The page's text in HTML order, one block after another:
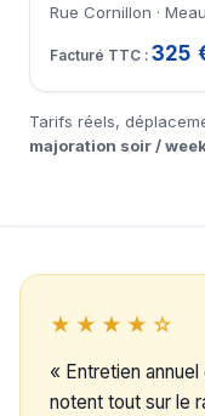
Rue Cornillon ·
325
Tarifs réels,
majoration soir /
★★★★☆
« Entretien
notent tout sur le